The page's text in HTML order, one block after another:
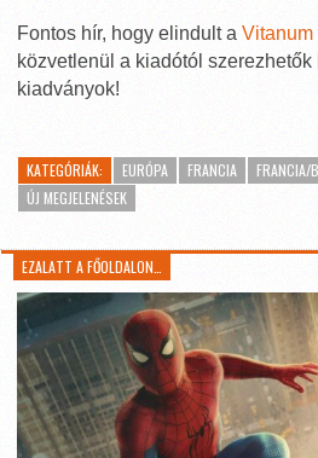
Fontos hír, hogy elindult a Vitanum
közvetlenül a kiadótól
kiadványok!
KATEGÓRIÁK: EURÓPA FRANCIA FRANCIA/
ÚJ MEGJELENÉSEK
EZALATT A FŐOLDALON…